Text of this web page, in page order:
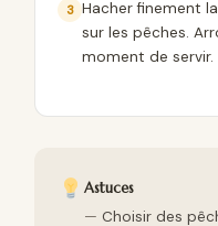
Hacher finement
sur les pêches.
moment de servir.
Astuces
Choisir des